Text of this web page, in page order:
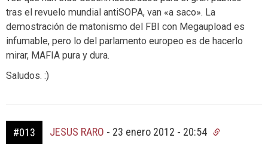
tras el revuelo mundial antiSOPA, van «a saco». La
demostración de matonismo del FBI con Megaupload es
infumable, pero lo del parlamento europeo es de hacerlo
mirar, MAFIA pura y dura.
Saludos. :)
#013 JESUS RARO - 23 enero 2012 - 20:54